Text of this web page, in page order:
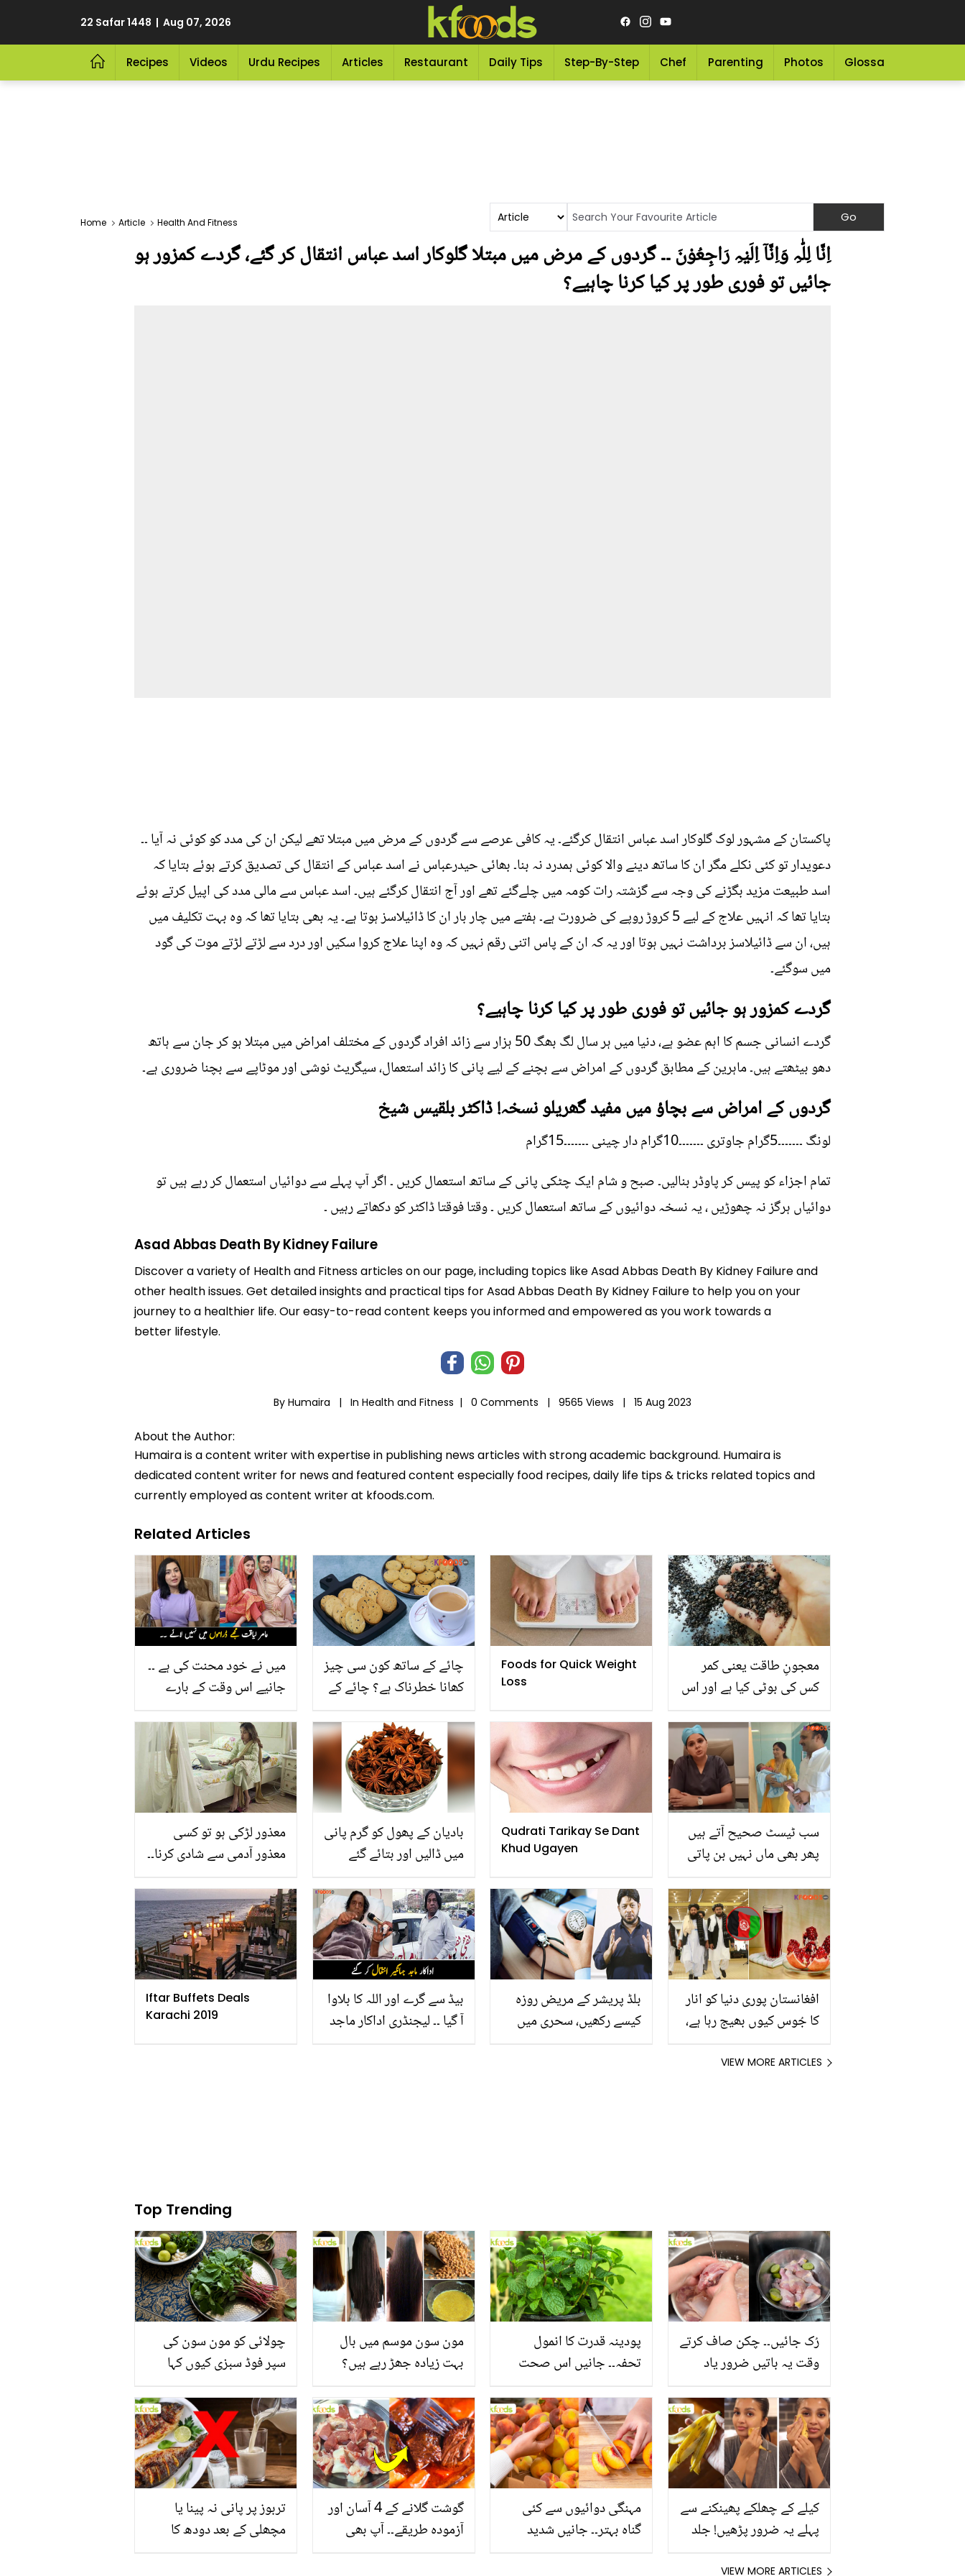
22 Safar 1448 | Aug 07, 2026
Recipes Videos Urdu Recipes Articles Restaurant Daily Tips Step-By-Step Chef Parenting Photos Glossary
Home Article Health And Fitness
اِنَّا لِلّٰہِ وَاِنَّآ اِلَیْہِ رَاجِعُوْنَ ۔۔ گردوں کے مرض میں مبتلا گلوکار اسد عباس انتقال کر گئے، گردے کمزور ہو
جائیں تو فوری طور پر کیا کرنا چاہیے؟
پاکستان کے مشہور لوک گلوکار اسد عباس انتقال کرگئے۔ یہ کافی عرصے سے گردوں کے مرض میں مبتلا تھے لیکن ان کی مدد کو کوئی نہ آیا ۔۔
دعویدار تو کئی نکلے مگر ان کا ساتھ دینے والا کوئی ہمدرد نہ بنا۔ بھائی حیدرعباس نے اسد عباس کے انتقال کی تصدیق کرتے ہوئے بتایا کہ
اسد طبیعت مزید بگڑنے کی وجہ سے گزشتہ رات کومہ میں چلےگئے تھے اور آج انتقال کرگئے ہیں۔ اسد عباس سے مالی مدد کی اپیل کرتے ہوئے
بتایا تھا کہ انہیں علاج کے لیے 5 کروڑ روپے کی ضرورت ہے۔ ہفتے میں چار بار ان کا ڈائیلاسز ہوتا ہے۔ یہ بھی بتایا تھا کہ وہ بہت تکلیف میں
ہیں، ان سے ڈائیلاسز برداشت نہیں ہوتا اور یہ کہ ان کے پاس اتنی رقم نہیں کہ وہ اپنا علاج کروا سکیں اور درد سے لڑتے لڑتے موت کی گود
میں سوگئے۔
گردے کمزور ہو جائیں تو فوری طور پر کیا کرنا چاہیے؟
گردے انسانی جسم کا اہم عضو ہے، دنیا میں ہر سال لگ بھگ 50 ہزار سے زائد افراد گردوں کے مختلف امراض میں مبتلا ہو کر جان سے ہاتھ
دھو بیٹھتے ہیں۔ ماہرین کے مطابق گردوں کے امراض سے بچنے کے لیے پانی کا زائد استعمال، سیگریٹ نوشی اور موٹاپے سے بچنا ضروری ہے۔
گردوں کے امراض سے بچاؤ میں مفید گھریلو نسخہ! ڈاکٹر بلقیس شیخ
لونگ ۔۔۔۔۔۔۔5گرام جاوتری ۔۔۔۔۔۔۔10گرام دار چینی ۔۔۔۔۔۔۔15گرام
تمام اجزاء کو پیس کر پاوڈر بنالیں۔ صبح و شام ایک چٹکی پانی کے ساتھ استعمال کریں ۔ اگر آپ پہلے سے دوائیاں استعمال کر رہے ہیں تو
دوائیاں ہرگز نہ چھوڑیں ، یہ نسخہ دوائیوں کے ساتھ استعمال کریں ۔ وقتا فوقتا ڈاکٹر کو دکھاتے رہیں ۔
Asad Abbas Death By Kidney Failure
Discover a variety of Health and Fitness articles on our page, including topics like Asad Abbas Death By Kidney Failure and
other health issues. Get detailed insights and practical tips for Asad Abbas Death By Kidney Failure to help you on your
journey to a healthier life. Our easy-to-read content keeps you informed and empowered as you work towards a
better lifestyle.
By Humaira | In Health and Fitness | 0 Comments | 9565 Views | 15 Aug 2023
About the Author:
Humaira is a content writer with expertise in publishing news articles with strong academic background. Humaira is
dedicated content writer for news and featured content especially food recipes, daily life tips & tricks related topics and
currently employed as content writer at kfoods.com.
Related Articles
میں نے خود محنت کی ہے ۔۔
جانیے اس وقت کے بارے
بیوی ہوتے ہوئے بھی طوبیٰ
انور نوکری پر جاتی تھیں،
دیکھیں
چائے کے ساتھ کون سی چیز
کھانا خطرناک ہے؟ چائے کے
چیزیں جو بڑے نقصان سے
دوچار کرسکتی ہیں
Foods for Quick Weight
Loss
معجونِ طاقت یعنی کمر
کس کی بوٹی کیا ہے اور اس
کس طرح استعمال کریں؟
معذور لڑکی ہو تو کسی
معذور آدمی سے شادی کرنا۔۔
طعنے دیتے تھے! 32 انٹرویو
میں ریجیکٹ ہو کر بھی
کامیاب بزنس وومین بننے
والی لڑکی کی کہانی
بادیان کے پھول کو گرم پانی
میں ڈالیں اور بتائے گئے
۔۔۔۔۔ ایسا کمال کا نسخہ جو
آپ کے ہزاروں روپے بچا
سکتا ہے ۔۔۔
Qudrati Tarikay Se Dant
Khud Ugayen
سب ٹیسٹ صحیح آتے ہیں
پھر بھی ماں نہیں بن پاتی
ہوتا ہے! جانیں ماہرین اس کا
کیا حل بتاتے ہیں؟
Iftar Buffets Deals
Karachi 2019
بیڈ سے گرے اور اللہ کا بلاوا
آ گیا ۔۔ لیجنڈری اداکار ماجد
بلڈ پریشر کے مریض روزہ
کیسے رکھیں، سحری میں
افغانستان پوری دنیا کو انار
کا جُوس کیوں بھیج رہا ہے،
خاص بات ہے؟
VIEW MORE ARTICLES
Top Trending
چولائی کو مون سون کی
سپر فوڈ سبزی کیوں کہا
منرلز اور اینٹی آکسیڈنٹس
سے بھرپور اس سبزی کے
فائدے
مون سون موسم میں بال
بہت زیادہ جھڑ رہے ہیں؟
بنانے کے چند قدرتی طریقے
پودینہ قدرت کا انمول
تحفہ۔۔ جانیں اس صحت
انگیز طبی فوائد
رُک جائیں۔۔ چکن صاف کرتے
وقت یہ باتیں ضرور یاد
تربوز پر پانی نہ پینا یا
مچھلی کے بعد دودھ کا
گوشت گلانے کے 4 آسان اور
آزمودہ طریقے۔۔ آپ بھی
مہنگی دوائیوں سے کئی
گناہ بہتر۔۔ جانیں شدید
کیلے کے چھلکے پھینکنے سے
پہلے یہ ضرور پڑھیں! جلد
VIEW MORE ARTICLES